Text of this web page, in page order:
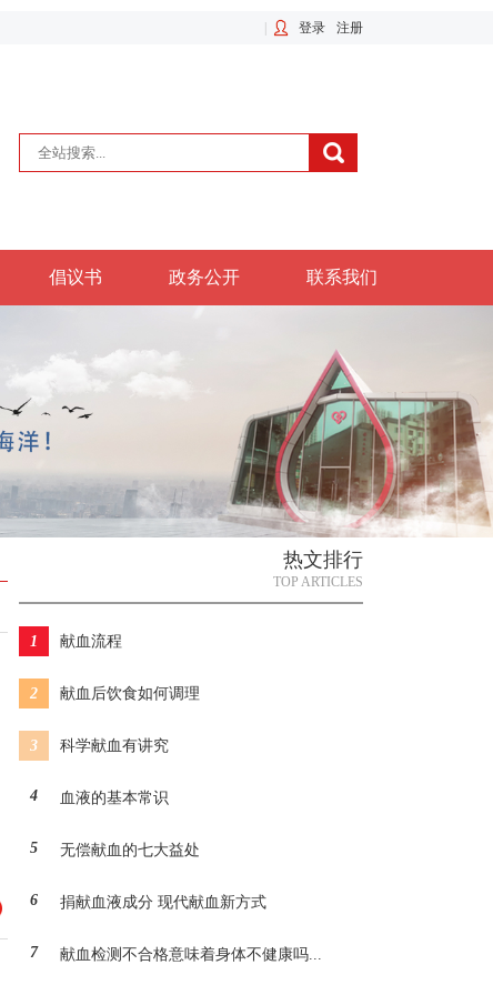
登录 注册
倡议书 政务公开 联系我们
热文排行
TOP ARTICLES
1 献血流程
2 献血后饮食如何调理
3 科学献血有讲究
4 血液的基本常识
5 无偿献血的七大益处
6 捐献血液成分 现代献血新方式
7 献血检测不合格意味着身体不健康吗...